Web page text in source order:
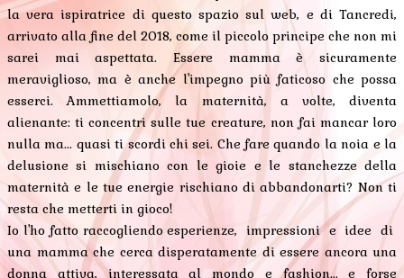
la vera ispiratrice di questo spazio sul web, e di Tancredi,
arrivato alla fine del 2018, come il piccolo principe che non mi
sarei mai aspettata. Essere mamma è sicuramente
meraviglioso, ma è anche l'impegno più faticoso che possa
esserci. Ammettiamolo, la maternità, a volte, diventa
alienante: ti concentri sulle tue creature, non fai mancar loro
nulla ma... quasi ti scordi chi sei. Che fare quando la noia e la
delusione si mischiano con le gioie e le stanchezze della
maternità e le tue energie rischiano di abbandonarti? Non ti
resta che metterti in gioco!
Io l'ho fatto raccogliendo esperienze, impressioni e idee di
una mamma che cerca disperatamente di essere ancora una
donna attiva, interessata al mondo e fashion... e forse